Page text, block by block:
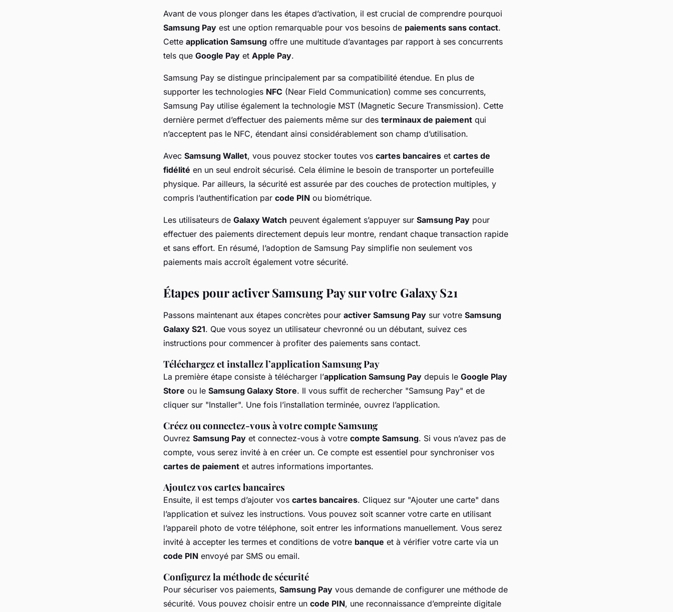
Avant de vous plonger dans les étapes d’activation, il est crucial de comprendre pourquoi
Samsung Pay est une option remarquable pour vos besoins de paiements sans contact.
Cette application Samsung offre une multitude d’avantages par rapport à ses concurrents
tels que Google Pay et Apple Pay.
Samsung Pay se distingue principalement par sa compatibilité étendue. En plus de
supporter les technologies NFC (Near Field Communication) comme ses concurrents,
Samsung Pay utilise également la technologie MST (Magnetic Secure Transmission). Cette
dernière permet d’effectuer des paiements même sur des terminaux de paiement qui
n’acceptent pas le NFC, étendant ainsi considérablement son champ d’utilisation.
Avec Samsung Wallet, vous pouvez stocker toutes vos cartes bancaires et cartes de
fidélité en un seul endroit sécurisé. Cela élimine le besoin de transporter un portefeuille
physique. Par ailleurs, la sécurité est assurée par des couches de protection multiples, y
compris l’authentification par code PIN ou biométrique.
Les utilisateurs de Galaxy Watch peuvent également s’appuyer sur Samsung Pay pour
effectuer des paiements directement depuis leur montre, rendant chaque transaction rapide
et sans effort. En résumé, l’adoption de Samsung Pay simplifie non seulement vos
paiements mais accroît également votre sécurité.
Étapes pour activer Samsung Pay sur votre Galaxy S21
Passons maintenant aux étapes concrètes pour activer Samsung Pay sur votre Samsung
Galaxy S21. Que vous soyez un utilisateur chevronné ou un débutant, suivez ces
instructions pour commencer à profiter des paiements sans contact.
Téléchargez et installez l’application Samsung Pay
La première étape consiste à télécharger l’application Samsung Pay depuis le Google Play
Store ou le Samsung Galaxy Store. Il vous suffit de rechercher "Samsung Pay" et de
cliquer sur "Installer". Une fois l’installation terminée, ouvrez l’application.
Créez ou connectez-vous à votre compte Samsung
Ouvrez Samsung Pay et connectez-vous à votre compte Samsung. Si vous n’avez pas de
compte, vous serez invité à en créer un. Ce compte est essentiel pour synchroniser vos
cartes de paiement et autres informations importantes.
Ajoutez vos cartes bancaires
Ensuite, il est temps d’ajouter vos cartes bancaires. Cliquez sur "Ajouter une carte" dans
l’application et suivez les instructions. Vous pouvez soit scanner votre carte en utilisant
l’appareil photo de votre téléphone, soit entrer les informations manuellement. Vous serez
invité à accepter les termes et conditions de votre banque et à vérifier votre carte via un
code PIN envoyé par SMS ou email.
Configurez la méthode de sécurité
Pour sécuriser vos paiements, Samsung Pay vous demande de configurer une méthode de
sécurité. Vous pouvez choisir entre un code PIN, une reconnaissance d’empreinte digitale